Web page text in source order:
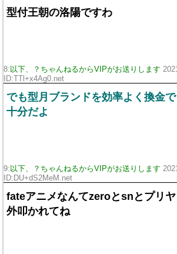
型付王朝の洛陽ですわ
8: 以下、？ちゃんねるからVIPがお送りします
ID:TTl+x4Ag0.net
でも型月ブランドを効率よく換金
十分だよ
9: 以下、？ちゃんねるからVIPがお送りします
ID:DU+dS2MeM.net
fateアニメなんてzeroとsnとプリ
外叩かれてね